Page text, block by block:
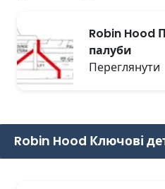
Robin Hood
палуби
Переглянути
Robin Hood Ключові